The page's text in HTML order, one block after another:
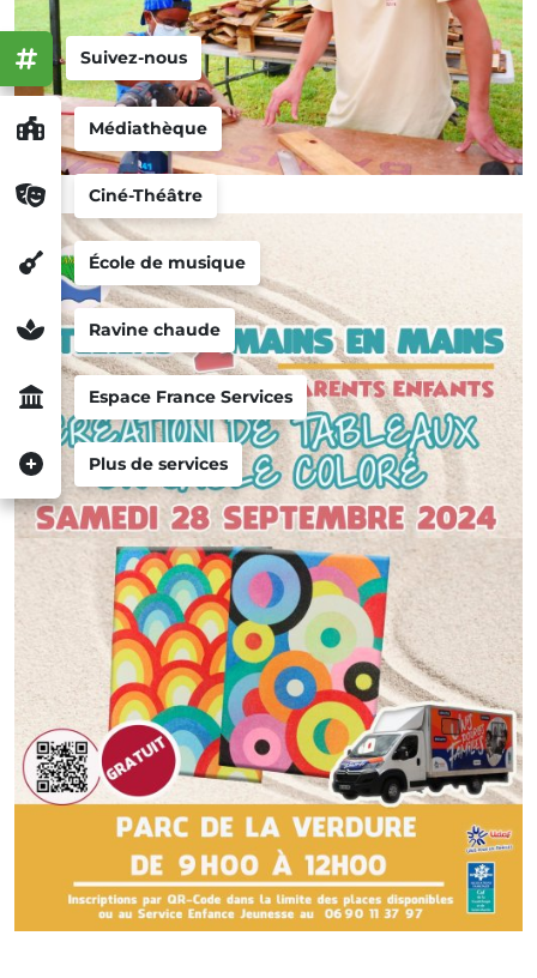
Médiathèque
Ciné-Théâtre
École de musique
Ravine chaude
Espace France Services
Plus de services
Suivez-nous